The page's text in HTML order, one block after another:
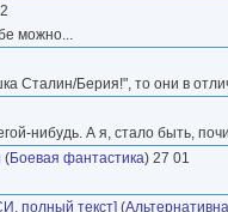
можно...
Сталин/Берия!", то они в
нибудь. А я, стало быть,
(Боевая фантастика) 27 01
полный текст] (